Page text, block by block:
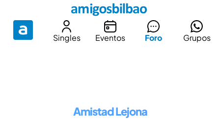
Singles Eventos Foro Grupos
Amistad Lejona